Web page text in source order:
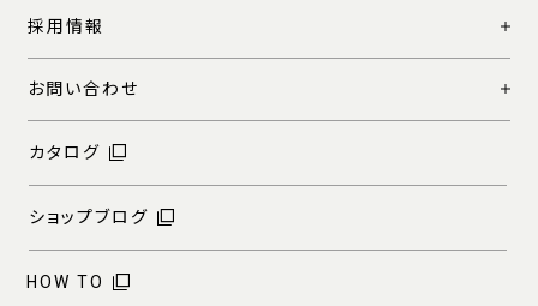
採用情報
お問い合わせ
カタログ
ショップブログ
HOW TO